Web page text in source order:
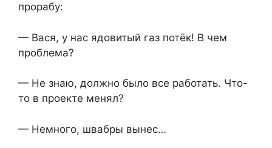
прорабу:
— Вася, у нас ядовитый газ потёк! В чем
проблема?
— Не знаю, должно было все работать. Что-
то в проекте менял?
— Немного, швабры вынес…